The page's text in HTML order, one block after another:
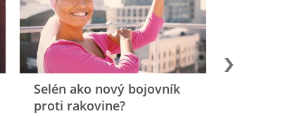
Selén ako nový bojovník
proti rakovine?